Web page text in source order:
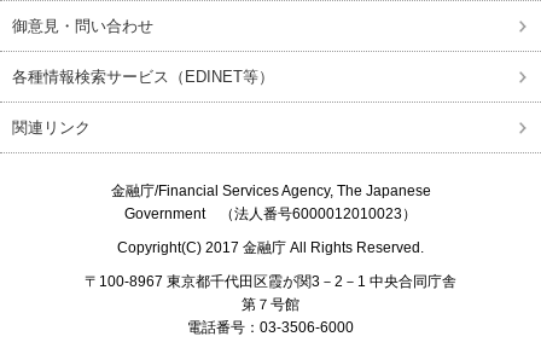
御意見・問い合わせ
各種情報検索サービス（EDINET等）
関連リンク
金融庁/Financial Services Agency, The Japanese
Government（法人番号6000012010023）
Copyright(C) 2017 金融庁 All Rights Reserved.
〒100-8967 東京都千代田区霞が関3－2－1 中央合同庁舎
第７号館
電話番号：03-3506-6000